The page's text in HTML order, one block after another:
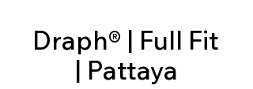
Draph® | Full Fit
| Pattaya